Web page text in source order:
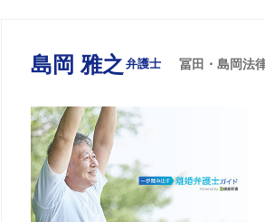
島岡 雅之 弁護士 冨田・島岡法